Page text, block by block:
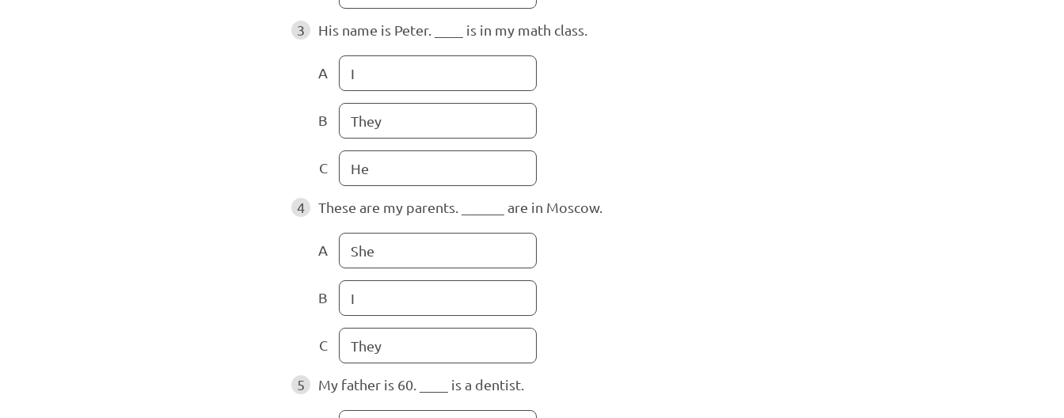
3 His name is Peter. ____ is in my math class.
A I
B They
C He
4 These are my parents. ______ are in Moscow.
A She
B I
C They
5 My father is 60. ____ is a dentist.